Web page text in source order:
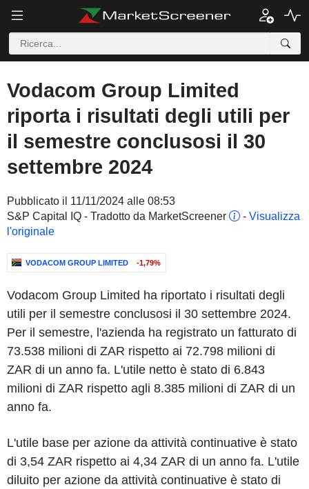
Vodacom Group Limited
riporta i risultati degli utili per
il semestre conclusosi il 30
settembre 2024
Pubblicato il 11/11/2024 alle 08:53
S&P Capital IQ - Tradotto da MarketScreener
- Visualizza
l'originale
VODACOM GROUP LIMITED -1,79%
Vodacom Group Limited ha riportato i risultati degli
utili per il semestre conclusosi il 30 settembre 2024.
Per il semestre, l'azienda ha registrato un fatturato di
73.538 milioni di ZAR rispetto ai 72.798 milioni di
ZAR di un anno fa. L'utile netto è stato di 6.843
milioni di ZAR rispetto agli 8.385 milioni di ZAR di un
anno fa.
L'utile base per azione da attività continuative è stato
di 3,54 ZAR rispetto ai 4,34 ZAR di un anno fa. L'utile
diluito per azione da attività continuative è stato di